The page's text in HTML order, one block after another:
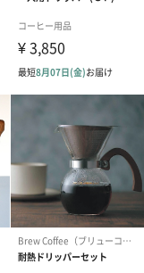
ティング）
ンのメッセージカ
更する場合がありま